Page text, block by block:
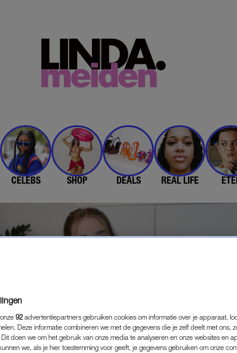
CELEBS SHOP DEALS REAL LIFE
92 advertentiepartners gebruiken cookies om informatie over je apparaat,
Deze informatie combineren we met de gegevens die je zelf deelt met ons,
doen we om het gebruik van onze media te analyseren en onze websites en
we, als je hier toestemming voor geeft, je gegevens gebruiken om onze